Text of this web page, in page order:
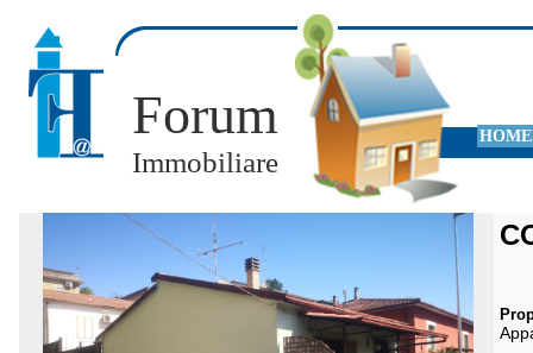
Forum
Immobiliare